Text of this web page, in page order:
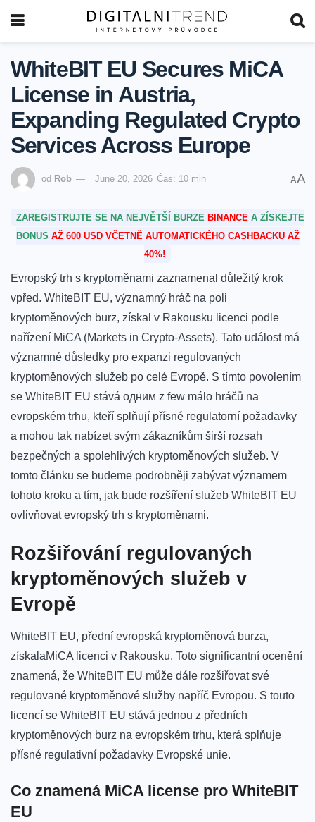
WhiteBIT EU Secures MiCA
License in Austria,
Expanding Regulated Crypto
Services Across Europe
od Rob June 20, 2026 Čas: 10 min AA
ZAREGISTRUJTE SE NA NEJVĚTŠÍ BURZE BINANCE A ZÍSKEJTE
BONUS AŽ 600 USD VČETNĚ AUTOMATICKÉHO CASHBACKU AŽ
40%!
Evropský trh s kryptoměnami zaznamenal důležitý krok
vpřed. ⁢WhiteBIT EU, významný hráč na poli
kryptoměnových burz, získal v Rakousku licenci podle
nařízení MiCA (Markets ‍in Crypto-Assets). Tato událost má‍
významné důsledky pro expanzi regulovaných
kryptoměnových služeb‌ po ⁢celé Evropě. S tímto povolením
se WhiteBIT EU stává ‌одним ​z few málo hráčů na
evropském trhu, kteří splňují přísné regulatorní požadavky
a ⁣mohou tak nabízet svým zákazníkům širší rozsah
bezpečných a spolehlivých⁤ kryptoměnových služeb. V
tomto článku se budeme podrobněji zabývat významem
tohoto kroku a tím, jak⁤ bude rozšíření služeb WhiteBIT⁤ EU
ovlivňovat evropský trh s ⁤kryptoměnami.
Rozšiřování regulovaných
‌kryptoměnových služeb v
Evropě
WhiteBIT EU,‍ přední evropská kryptoměnová burza,
získalaMiCA ‌licenci​ v Rakousku. Toto significantní ⁢ocenění
znamená, že WhiteBIT EU může‍ dále rozšiřovat své
regulované kryptoměnové služby napříč Evropou. S touto
licencí se WhiteBIT EU stává⁤ jednou z předních⁢
kryptoměnových burz na ⁣evropském trhu, která splňuje
přísné regulativní požadavky Evropské unie.
Co znamená MiCA ⁢license pro WhiteBIT
EU